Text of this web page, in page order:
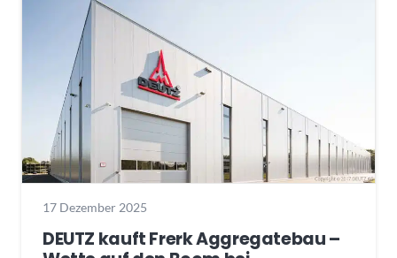
17 Dezember 2025
DEUTZ kauft Frerk Aggregatebau –